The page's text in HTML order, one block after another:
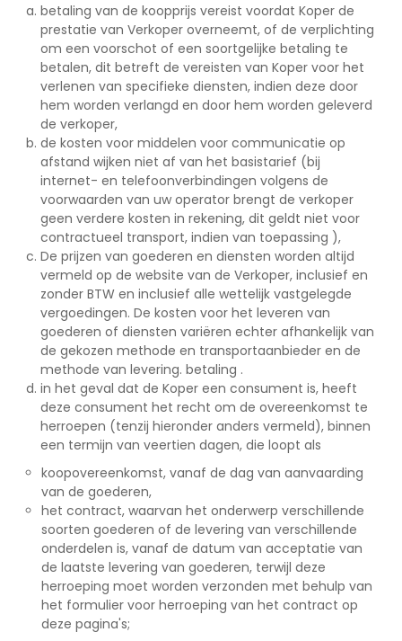
betaling van de koopprijs vereist voordat Koper de
prestatie van Verkoper overneemt, of de verplichting
om een voorschot of een soortgelijke betaling te
betalen, dit betreft de vereisten van Koper voor het
verlenen van specifieke diensten, indien deze door
hem worden verlangd en door hem worden geleverd
de verkoper,
de kosten voor middelen voor communicatie op
afstand wijken niet af van het basistarief (bij
internet- en telefoonverbindingen volgens de
voorwaarden van uw operator brengt de verkoper
geen verdere kosten in rekening, dit geldt niet voor
contractueel transport, indien van toepassing ),
De prijzen van goederen en diensten worden altijd
vermeld op de website van de Verkoper, inclusief en
zonder BTW en inclusief alle wettelijk vastgelegde
vergoedingen. De kosten voor het leveren van
goederen of diensten variëren echter afhankelijk van
de gekozen methode en transportaanbieder en de
methode van levering. betaling .
in het geval dat de Koper een consument is, heeft
deze consument het recht om de overeenkomst te
herroepen (tenzij hieronder anders vermeld), binnen
een termijn van veertien dagen, die loopt als
koopovereenkomst, vanaf de dag van aanvaarding
van de goederen,
het contract, waarvan het onderwerp verschillende
soorten goederen of de levering van verschillende
onderdelen is, vanaf de datum van acceptatie van
de laatste levering van goederen, terwijl deze
herroeping moet worden verzonden met behulp van
het formulier voor herroeping van het contract op
deze pagina's;